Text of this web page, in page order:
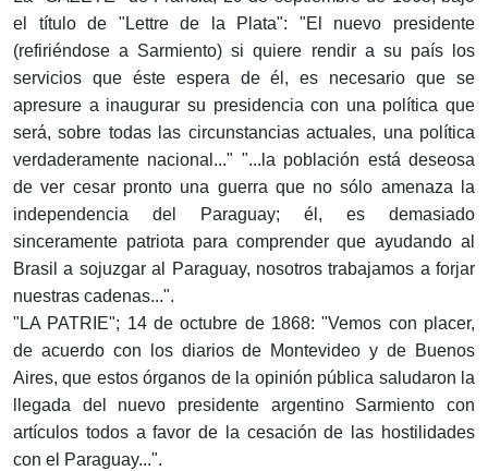
el título de "Lettre de la Plata": "El nuevo presidente
(refiriéndose a Sarmiento) si quiere rendir a su país los
servicios que éste espera de él, es necesario que se
apresure a inaugurar su presidencia con una política que
será, sobre todas las circunstancias actuales, una política
verdaderamente nacional..." "...la población está deseosa
de ver cesar pronto una guerra que no sólo amenaza la
independencia del Paraguay; él, es demasiado
sinceramente patriota para comprender que ayudando al
Brasil a sojuzgar al Paraguay, nosotros trabajamos a forjar
nuestras cadenas...".
"LA PATRIE"; 14 de octubre de 1868: "Vemos con placer,
de acuerdo con los diarios de Montevideo y de Buenos
Aires, que estos órganos de la opinión pública saludaron la
llegada del nuevo presidente argentino Sarmiento con
artículos todos a favor de la cesación de las hostilidades
con el Paraguay...".